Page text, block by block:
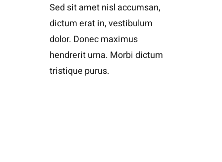
Sed sit amet nisl accumsan,
dictum erat in, vestibulum
dolor. Donec maximus
hendrerit urna. Morbi dictum
tristique purus.